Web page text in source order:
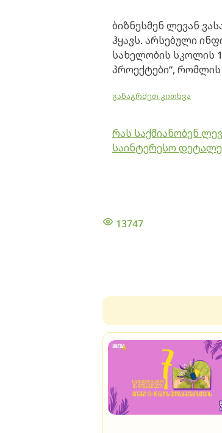
ბიზნესმენ ლევან
ჰყავს. არსებული
სახელობის სკოლის
პროექტები”,
განაგრძეთ კითხვა
რას საქმიანობენ
საინტერესო
13747